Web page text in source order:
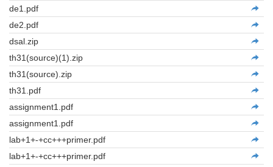
de1.pdf
de2.pdf
dsal.zip
th31(source)(1).zip
th31(source).zip
th31.pdf
assignment1.pdf
assignment1.pdf
lab+1+-+cc+++primer.pdf
lab+1+-+cc+++primer.pdf